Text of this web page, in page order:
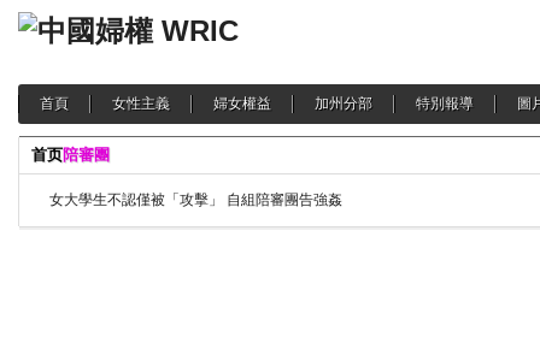
首頁 女性主義 婦女權益 加州分部 特別報導 圖
首页陪審團
女大學生不認僅被「攻擊」 自組陪審團告強姦